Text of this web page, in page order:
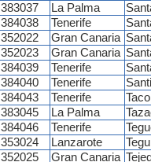
383037 La Palma
384038 Tenerife
352022 Gran Canaria
352023 Gran Canaria
384039 Tenerife
384040 Tenerife
384043 Tenerife
383045 La Palma
384046 Tenerife
353024 Lanzarote
352025 Gran Canaria